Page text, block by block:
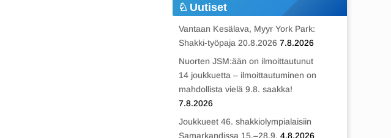
Uutiset
Vantaan Kesälava, Myyr York Park:
Shakki-työpaja 20.8.2026 7.8.2026
Nuorten JSM:ään on ilmoittautunut
14 joukkuetta – ilmoittautuminen on
mahdollista vielä 9.8. saakka!
7.8.2026
Joukkueet 46. shakkiolympialaisiin
Samarkandissa 15.–28.9. 4.8.2026